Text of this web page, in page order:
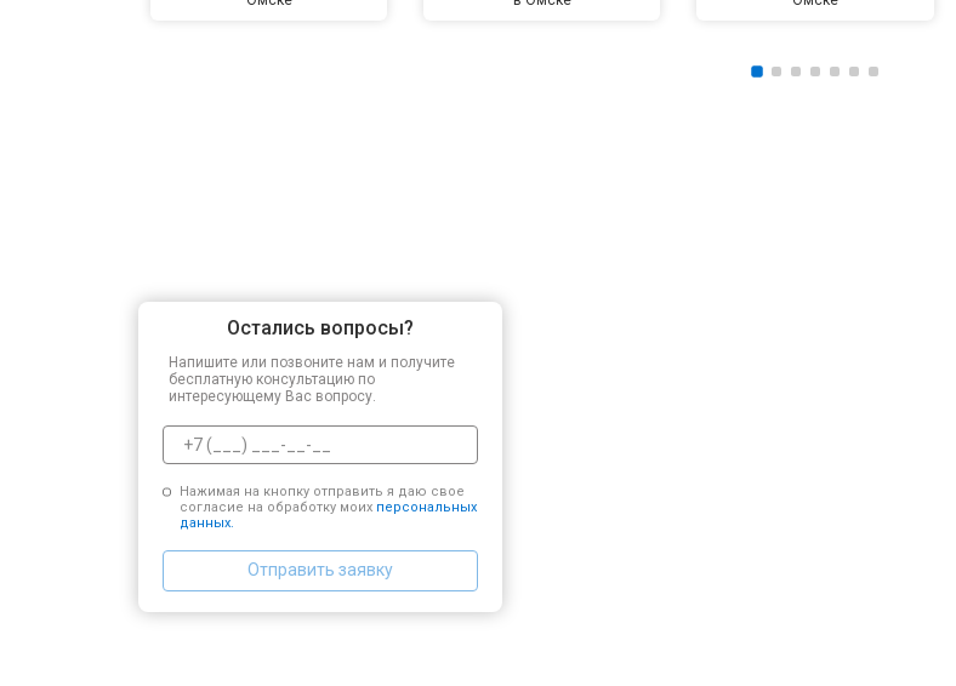
Остались вопросы?
Напишите или позвоните нам и получите
бесплатную консультацию по
интересующему Вас вопросу.
Нажимая на кнопку отправить я даю свое
согласие на обработку моих персональных
данных.
Отправить заявку